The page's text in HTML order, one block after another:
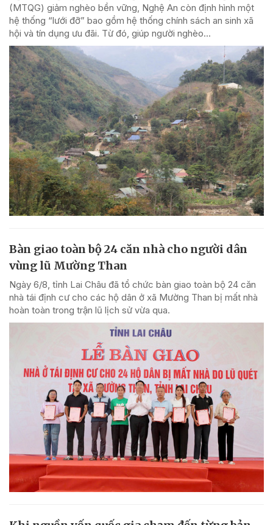
(MTQG) giảm nghèo bền vững, Nghệ An còn định hình một
hệ thống “lưới đỡ” bao gồm hệ thống chính sách an sinh xã
hội và tín dụng ưu đãi. Từ đó, giúp người nghèo...
Bàn giao toàn bộ 24 căn nhà cho người dân
vùng lũ Mường Than
Ngày 6/8, tỉnh Lai Châu đã tổ chức bàn giao toàn bộ 24 căn
nhà tái định cư cho các hộ dân ở xã Mường Than bị mất nhà
hoàn toàn trong trận lũ lịch sử vừa qua.